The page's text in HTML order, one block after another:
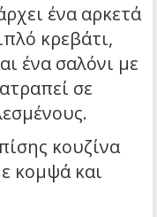
ένα αρκετά
κρεβάτι,
ένα σαλόνι με
σε
κουζίνα
κομψά και